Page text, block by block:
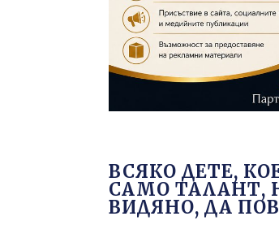
ВСЯКО ДЕТЕ,
САМО ТАЛАНТ,
ВИДЯНО, ДА